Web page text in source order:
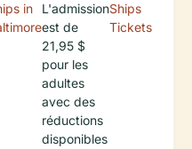
in
L'admission
est de
21,95 $
pour les
adultes
avec des
réductions
disponibles
Ships
Tickets